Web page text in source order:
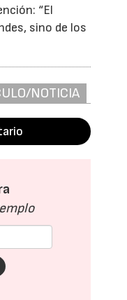
“El
sino de los
NOTICIA